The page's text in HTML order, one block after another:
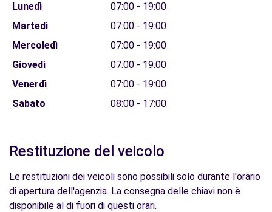
Lunedì
07:00 - 19:00
Martedì
07:00 - 19:00
Mercoledì
07:00 - 19:00
Giovedì
07:00 - 19:00
Venerdì
07:00 - 19:00
Sabato
08:00 - 17:00
Restituzione del veicolo
Le restituzioni dei veicoli sono possibili solo durante l'orario
di apertura dell'agenzia. La consegna delle chiavi non è
disponibile al di fuori di questi orari.